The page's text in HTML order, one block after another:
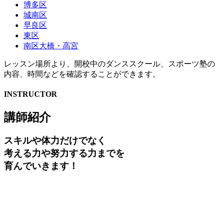
博多区
城南区
早良区
東区
南区大橋・高宮
レッスン場所より、開校中のダンススクール、スポーツ塾の
内容、時間などを確認することができます。
INSTRUCTOR
講師紹介
スキルや体力だけでなく
考える力や努力する力までを
育んでいきます！